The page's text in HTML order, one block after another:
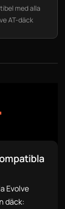
med alla
AT-däck
Evolve
däck: